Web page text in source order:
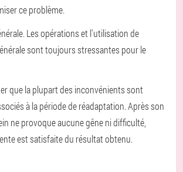
ce problème.
Les opérations et l'utilisation de
sont toujours stressantes pour le
que la plupart des inconvénients sont
à la période de réadaptation. Après son
ne provoque aucune gêne ni difficulté,
est satisfaite du résultat obtenu.